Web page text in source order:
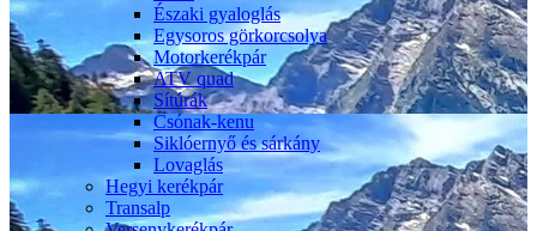
Északi gyaloglás
Egysoros görkorcsolya
Motorkerékpár
ATV quad
Sítúrák
Csónak-kenu
Siklóernyő és sárkány
Lovaglás
Hegyi kerékpár
Transalp